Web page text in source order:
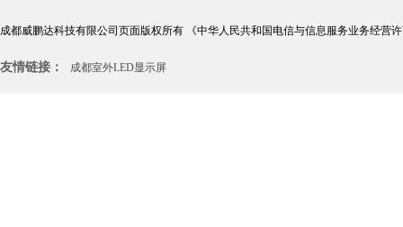
成都威鹏达科技有限公司页面版权所有 《中华人民共和国电信与信息服务业务经营
友情链接： 成都室外LED显示屏